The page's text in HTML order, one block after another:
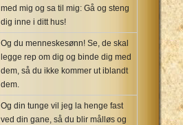
med mig og sa til mig: Gå og steng
dig inne i ditt hus!
Og du menneskesønn! Se, de skal
legge rep om dig og binde dig med
dem, så du ikke kommer ut iblandt
dem.
Og din tunge vil jeg la henge fast
ved din gane, så du blir målløs og